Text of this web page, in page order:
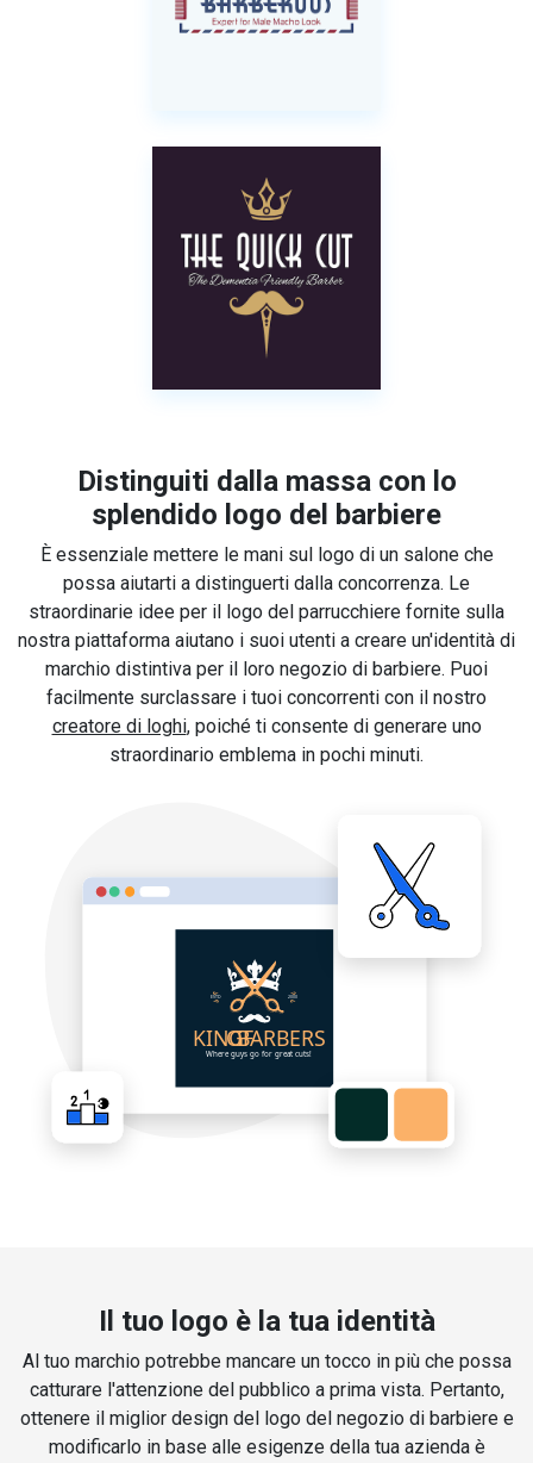
Distinguiti dalla massa con lo
splendido logo del barbiere
È essenziale mettere le mani sul logo di un salone che
possa aiutarti a distinguerti dalla concorrenza. Le
straordinarie idee per il logo del parrucchiere fornite sulla
nostra piattaforma aiutano i suoi utenti a creare un'identità di
marchio distintiva per il loro negozio di barbiere. Puoi
facilmente surclassare i tuoi concorrenti con il nostro
creatore di loghi, poiché ti consente di generare uno
straordinario emblema in pochi minuti.
Il tuo logo è la tua identità
Al tuo marchio potrebbe mancare un tocco in più che possa
catturare l'attenzione del pubblico a prima vista. Pertanto,
ottenere il miglior design del logo del negozio di barbiere e
modificarlo in base alle esigenze della tua azienda è